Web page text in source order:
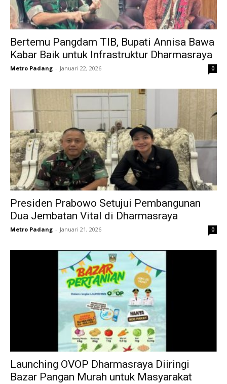
Bertemu Pangdam TIB, Bupati Annisa Bawa
Kabar Baik untuk Infrastruktur Dharmasraya
Metro Padang - Januari 22, 2026 0
Presiden Prabowo Setujui Pembangunan
Dua Jembatan Vital di Dharmasraya
Metro Padang - Januari 21, 2026 0
Launching OVOP Dharmasraya Diiringi
Bazar Pangan Murah untuk Masyarakat